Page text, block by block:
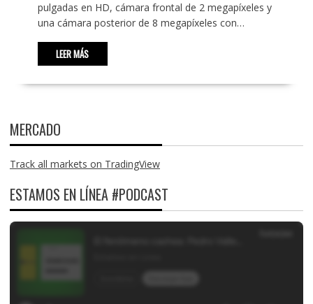
pulgadas en HD, cámara frontal de 2 megapíxeles y
una cámara posterior de 8 megapíxeles con…
LEER MÁS
MERCADO
Track all markets on TradingView
ESTAMOS EN LÍNEA #PODCAST